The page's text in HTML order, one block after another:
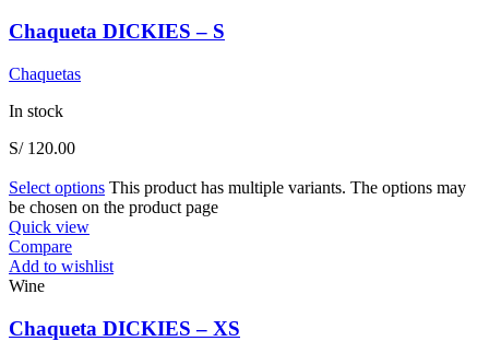
Chaqueta DICKIES – S
Chaquetas
In stock
S/120.00
Select options This product has multiple variants. The options may
be chosen on the product page
Quick view
Compare
Add to wishlist
Wine
Chaqueta DICKIES – XS